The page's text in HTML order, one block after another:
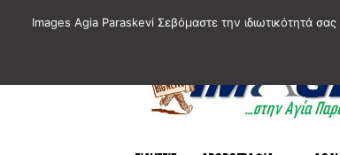
Images Agia Paraskevi Σεβόμαστε την ιδιωτικότητά